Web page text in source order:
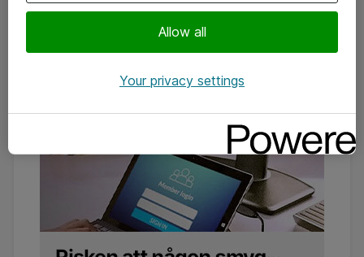
Allow all
Your privacy settings